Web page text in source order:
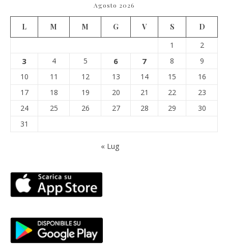
Agosto 2026
L M M G V S
D
1
2
3 4 5 6 7 8
9
10
11 12 13 14 15
16
17
18 19 20 21 22
23
24
25 26 27 28 29
30
31
« Lug